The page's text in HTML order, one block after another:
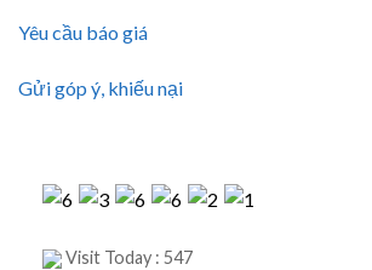
Yêu cầu báo giá
Gửi góp ý, khiếu nại
Visit Today : 547